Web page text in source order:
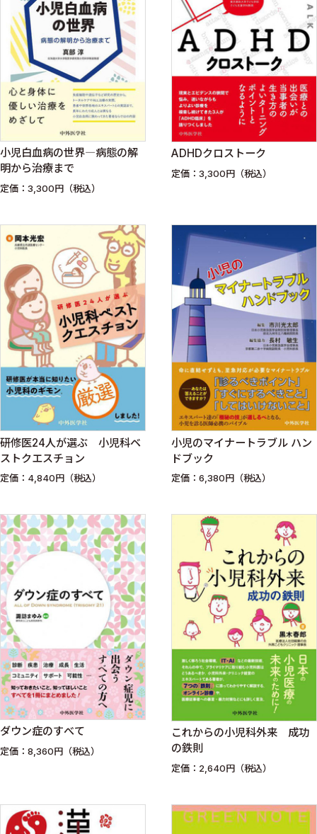
小児白血病の世界―病態の解
明から治療まで
定価：3,300円（税込）
ADHDクロストーク
定価：3,300円（税込）
研修医24人が選ぶ 小児科ベ
ストクエスチョン
定価：4,840円（税込）
小児のマイナートラブル ハン
ドブック
定価：6,380円（税込）
ダウン症のすべて
定価：8,360円（税込）
これからの小児科外来 成功
の鉄則
定価：2,640円（税込）